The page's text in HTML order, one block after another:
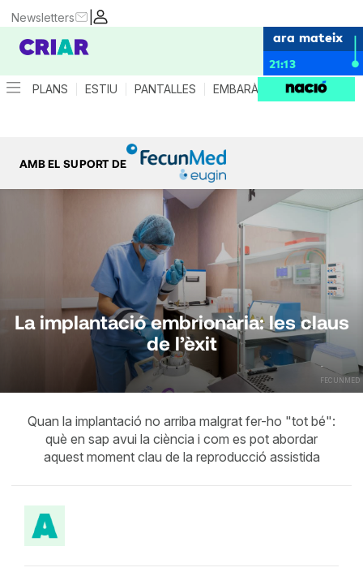
|
Newsletters
ara mateix
21:13
PLANS ESTIU PANTALLES EMBARÀS CRIANÇA
AMB EL SUPORT DE
-
FECUNMED
La implantació embrionària: les claus
de l’èxit
Quan la implantació no arriba malgrat fer-ho "tot bé":
què en sap avui la ciència i com es pot abordar
aquest moment clau de la reproducció assistida